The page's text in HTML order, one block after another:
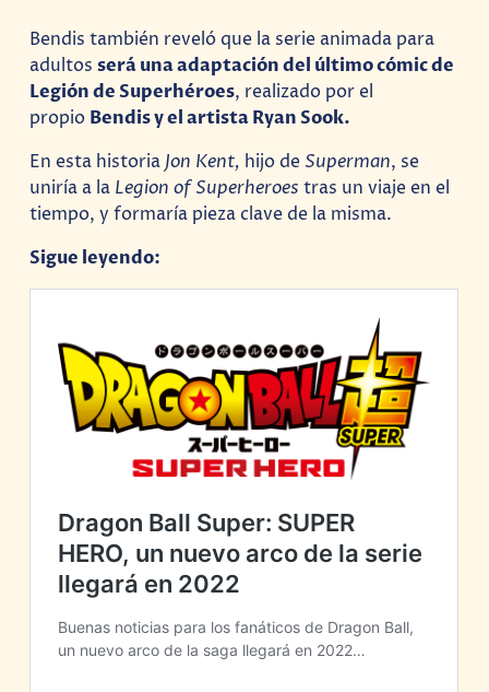
Bendis también reveló que la serie animada para
adultosserá una adaptación del último cómic de
Legión de Superhéroes, realizado por el
propio Bendis y el artista Ryan Sook.
En esta historia Jon Kent, hijo de Superman, se
uniría a la Legion of Superheroestras un viaje en el
tiempo, y formaría pieza clave de la misma.
Sigue leyendo: